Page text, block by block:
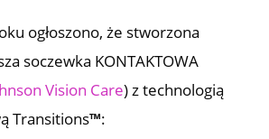
ogłoszono, że stworzona
soczewka KONTAKTOWA
Vision Care) z technologią
Transitions™: